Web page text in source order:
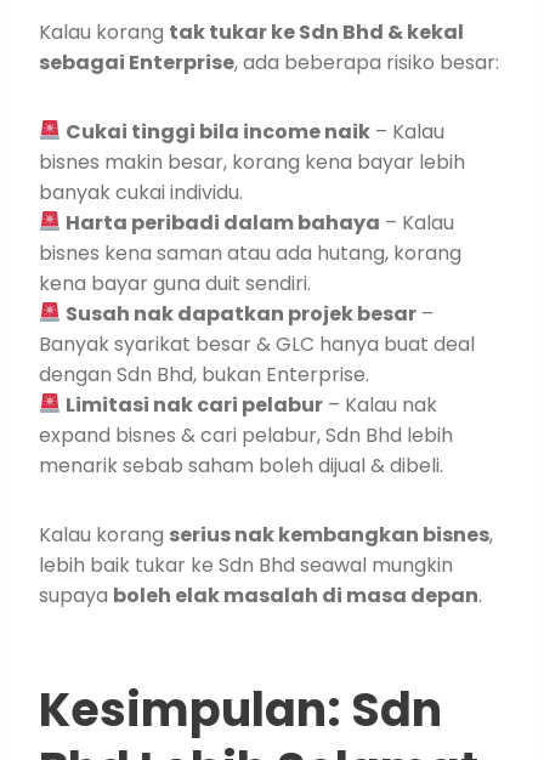
Kalau korang tak tukar ke Sdn Bhd & kekal
sebagai Enterprise, ada beberapa risiko besar:
Cukai tinggi bila income naik – Kalau
bisnes makin besar, korang kena bayar lebih
banyak cukai individu.
Harta peribadi dalam bahaya – Kalau
bisnes kena saman atau ada hutang, korang
kena bayar guna duit sendiri.
Susah nak dapatkan projek besar –
Banyak syarikat besar & GLC hanya buat deal
dengan Sdn Bhd, bukan Enterprise.
Limitasi nak cari pelabur – Kalau nak
expand bisnes & cari pelabur, Sdn Bhd lebih
menarik sebab saham boleh dijual & dibeli.
Kalau korang serius nak kembangkan bisnes,
lebih baik tukar ke Sdn Bhd seawal mungkin
supaya boleh elak masalah di masa depan.
Kesimpulan: Sdn